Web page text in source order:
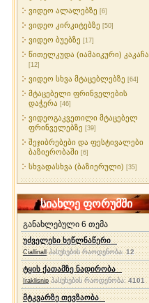
ვიდეო ალალებზე [6]
ვიდეო კირკიტებზე [50]
ვიდეო ბუებზე [17]
წითელკუდა (იამაიკური) კაკაჩა
[12]
ვიდეო სხვა მტაცებლებზე [64]
მტაცებელი ფრინველების
დაჭერა [46]
ვიდეოგაკვეთილი მტაცებელ
ფრინველებზე [39]
შეჯიბრებები და ფესტივალები
ბაზიერობაში [6]
სხვადასხვა (ბაზიერული) [35]
სიახლე ფორუმში
განახლებული 6 თემა
უძველესი ხეწლნაწერი
Ciallinall პასუხების რაოდენობა:12
ტყის ქათამზე ნადირობა
Iraklisnip პასუხების რაოდენობა: 4101
მტკვარზე თევზაობა